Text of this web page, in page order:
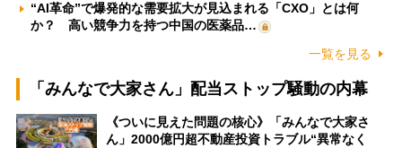
“AI革命”で爆発的な需要拡大が見込まれる「CXO」とは何
か？ 高い競争力を持つ中国の医薬品…
一覧を見る
「みんなで大家さん」配当ストップ騒動の内幕
《ついに見えた問題の核心》「みんなで大家さ
ん」2000億円超不動産投資トラブル“異常なく